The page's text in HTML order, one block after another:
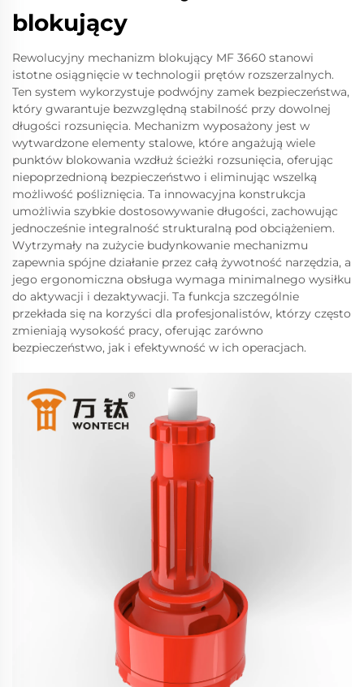
blokujący
Rewolucyjny mechanizm blokujący MF 3660 stanowi
istotne osiągnięcie w technologii prętów rozszerzalnych.
Ten system wykorzystuje podwójny zamek bezpieczeństwa,
który gwarantuje bezwzględną stabilność przy dowolnej
długości rozsunięcia. Mechanizm wyposażony jest w
wytwardzone elementy stalowe, które angażują wiele
punktów blokowania wzdłuż ścieżki rozsunięcia, oferując
niepoprzednioną bezpieczeństwo i eliminując wszelką
możliwość pośliznięcia. Ta innowacyjna konstrukcja
umożliwia szybkie dostosowywanie długości, zachowując
jednocześnie integralność strukturalną pod obciążeniem.
Wytrzymały na zużycie budynkowanie mechanizmu
zapewnia spójne działanie przez całą żywotność narzędzia, a
jego ergonomiczna obsługa wymaga minimalnego wysiłku
do aktywacji i dezaktywacji. Ta funkcja szczególnie
przekłada się na korzyści dla profesjonalistów, którzy często
zmieniają wysokość pracy, oferując zarówno
bezpieczeństwo, jak i efektywność w ich operacjach.